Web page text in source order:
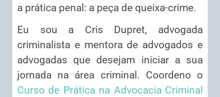
a prática penal: a peça de queixa-crime.
Eu sou a Cris Dupret, advogada
criminalista e mentora de advogados e
advogadas que desejam iniciar a sua
jornada na área criminal. Coordeno o
Curso de Prática na Advocacia Criminal